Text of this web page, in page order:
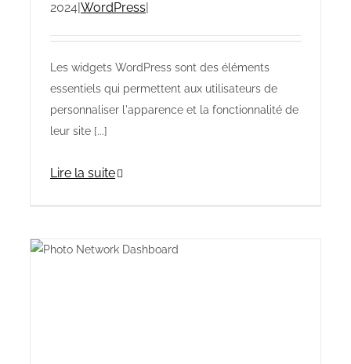
2024|WordPress|
Les widgets WordPress sont des éléments
essentiels qui permettent aux utilisateurs de
personnaliser l'apparence et la fonctionnalité de
leur site [...]
Lire la suite